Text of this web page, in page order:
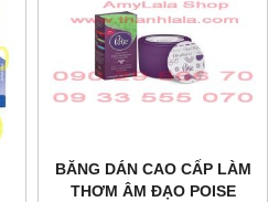
BĂNG DÁN CAO CẤP LÀM
THƠM ÂM ĐẠO POISE